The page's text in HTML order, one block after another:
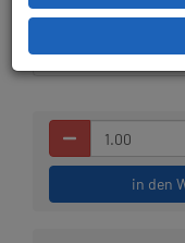
Werktagen: lagernd
in den